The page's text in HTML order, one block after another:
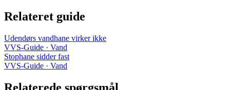
Relateret guide
Udendørs vandhane virker ikke
VVS-Guide · Vand
Stophane sidder fast
VVS-Guide · Vand
Relaterede spørgsmål